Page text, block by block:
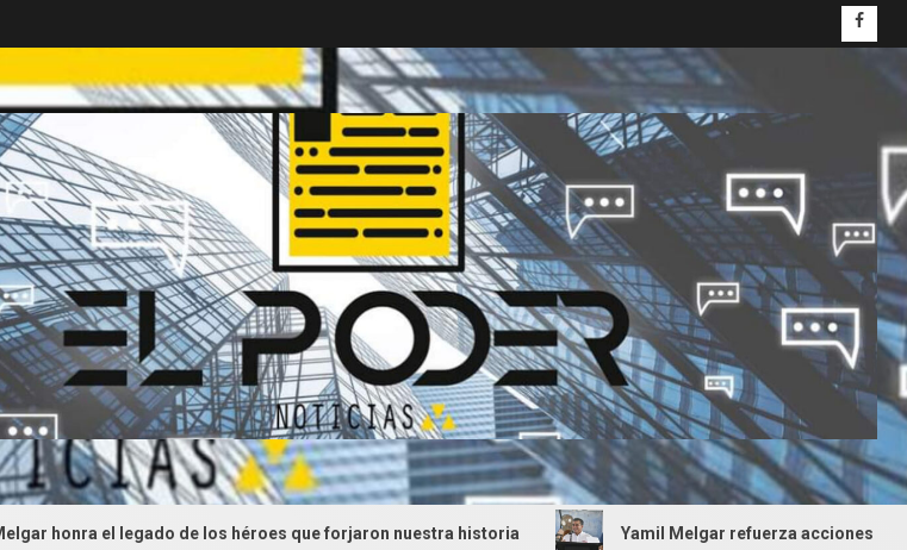
el legado de los héroes que forjaron nuestra historia Yamil Melgar refuerza acciones preventivas